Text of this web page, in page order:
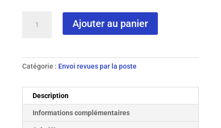
papier
Ajouter au panier
Catégorie : Envoi revues par la poste
Description
Informations complémentaires